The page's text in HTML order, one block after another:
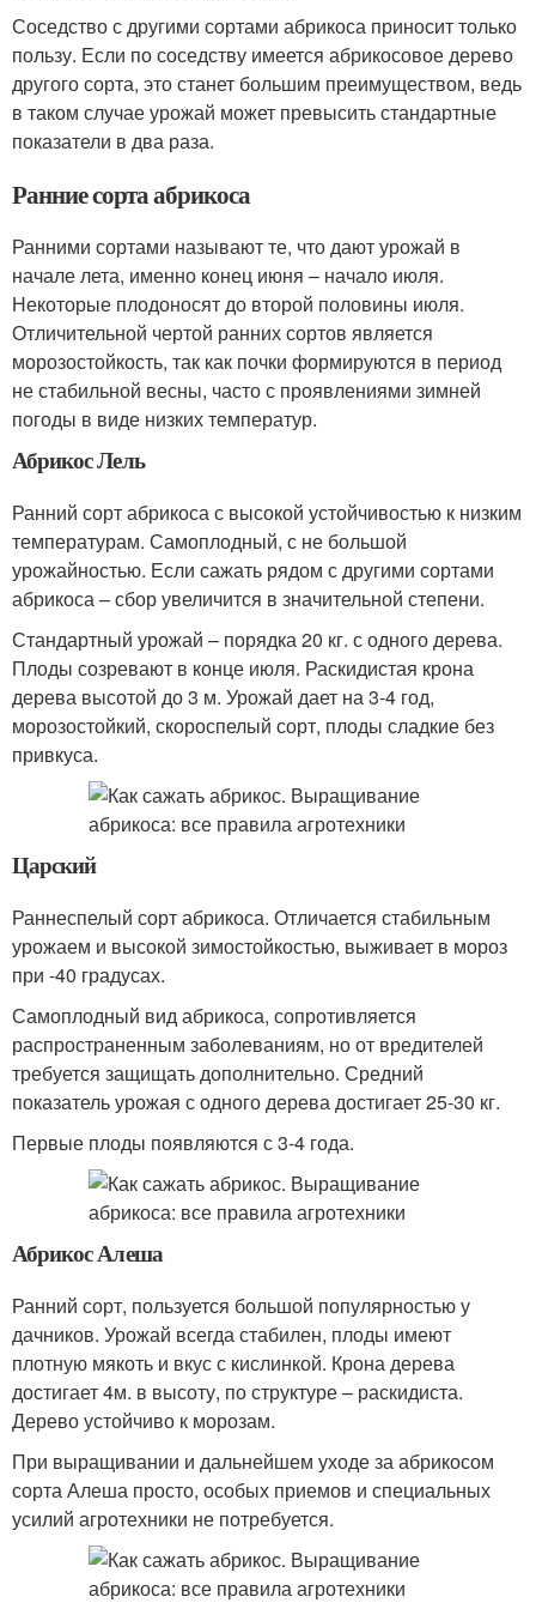
Соседство с другими сортами абрикоса приносит только
пользу. Если по соседству имеется абрикосовое дерево
другого сорта, это станет большим преимуществом, ведь
в таком случае урожай может превысить стандартные
показатели в два раза.
Ранние сорта абрикоса
Ранними сортами называют те, что дают урожай в
начале лета, именно конец июня – начало июля.
Некоторые плодоносят до второй половины июля.
Отличительной чертой ранних сортов является
морозостойкость, так как почки формируются в период
не стабильной весны, часто с проявлениями зимней
погоды в виде низких температур.
Абрикос Лель
Ранний сорт абрикоса с высокой устойчивостью к низким
температурам. Самоплодный, с не большой
урожайностью. Если сажать рядом с другими сортами
абрикоса – сбор увеличится в значительной степени.
Стандартный урожай – порядка 20 кг. с одного дерева.
Плоды созревают в конце июля. Раскидистая крона
дерева высотой до 3 м. Урожай дает на 3-4 год,
морозостойкий, скороспелый сорт, плоды сладкие без
привкуса.
Царский
Раннеспелый сорт абрикоса. Отличается стабильным
урожаем и высокой зимостойкостью, выживает в мороз
при -40 градусах.
Самоплодный вид абрикоса, сопротивляется
распространенным заболеваниям, но от вредителей
требуется защищать дополнительно. Средний
показатель урожая с одного дерева достигает 25-30 кг.
Первые плоды появляются с 3-4 года.
Абрикос Алеша
Ранний сорт, пользуется большой популярностью у
дачников. Урожай всегда стабилен, плоды имеют
плотную мякоть и вкус с кислинкой. Крона дерева
достигает 4м. в высоту, по структуре – раскидиста.
Дерево устойчиво к морозам.
При выращивании и дальнейшем уходе за абрикосом
сорта Алеша просто, особых приемов и специальных
усилий агротехники не потребуется.